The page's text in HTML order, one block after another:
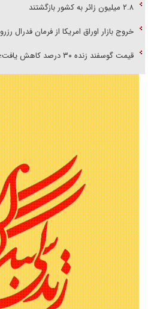
۲.۸ میلیون زائر به کشور بازگشتند
خروج بازار اوراق امریکا از فرمان فدرال رزرو
قیمت گوسفند زنده ۳۰ درصد کاهش یافت؛ گوشت ارزان نشد